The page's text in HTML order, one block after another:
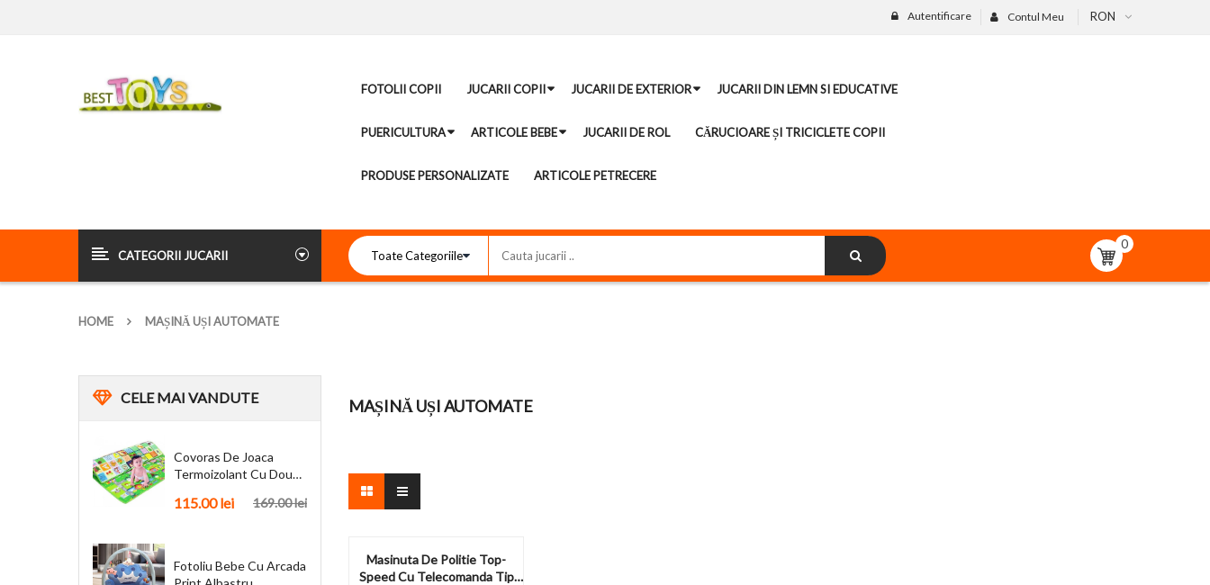
RON
Contul Meu
Autentificare
FOTOLII COPII JUCARII COPII JUCARII DE EXTERIOR JUCARII DIN LEMN SI EDUCATIVE
PUERICULTURA ARTICOLE BEBE JUCARII DE ROL CĂRUCIOARE ȘI TRICICLETE COPII
PRODUSE PERSONALIZATE ARTICOLE PETRECERE
CATEGORII JUCARII
0
HOME MAȘINĂ UȘI AUTOMATE
CELEMAI VANDUTE
Covoras De Joaca
Termoizolant Cu Doua
169.00lei
115.00lei
Fotoliu Bebe Cu Arcada
MAȘINĂ UȘI AUTOMATE
Masinuta De Politie Top-
Speed Cu Telecomanda Tip